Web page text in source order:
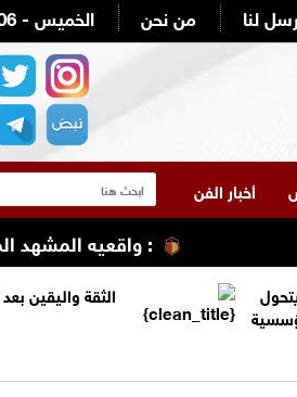
2026-08-06 - الخميس من نحن لنا
أخبار الفن
: واقعيه المشهد
الثقة واليقين